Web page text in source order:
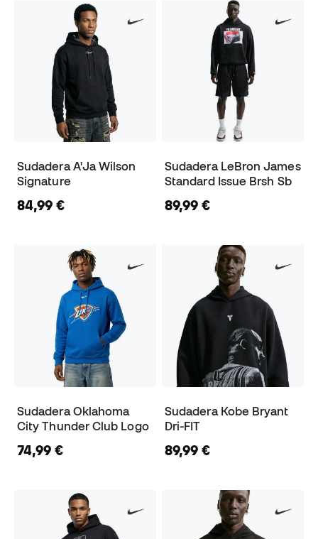
Sudadera A'Ja Wilson
Signature
84,99 €
Sudadera LeBron James
Standard Issue Brsh Sb
89,99 €
Sudadera Oklahoma
City Thunder Club Logo
74,99 €
Sudadera Kobe Bryant
Dri-FIT
89,99 €